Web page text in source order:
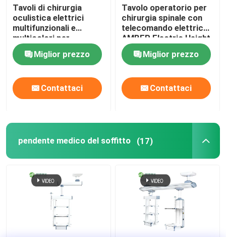
Tavoli di chirurgia
oculistica elettrici
multifunzionali e
multicolori per
ospedali
Miglior prezzo
Contattaci
Tavolo operatorio per
chirurgia spinale con
telecomando elettrico
AMBER Electric Height
Miglior prezzo
Contattaci
pendente medico del soffitto (17)